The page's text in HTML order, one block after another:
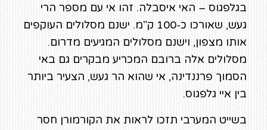
בגלפגוס – האי איסבלה. זהו אי עם מספר הרי
געש, שאורכו כ-100 ק"מ. ישנם מסלולים העוקפים
אותו מצפון, וישנם מסלולים המגיעים מדרום.
מסלולים אלה ברובם המכריע מבקרים גם באי
הסמוך פרננדינה, אי שהוא הר געש, הצעיר ביותר
בין איי גלפגוס.
בשייט המערבי תזכו לראות את הקורמורן חסר